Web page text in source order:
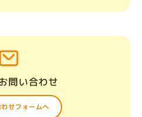
問い合わせ
せフォームへ